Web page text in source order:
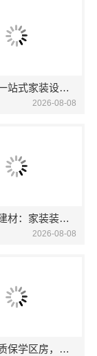
西安城区一站式家装设计毛坯房自有施工队-居安天成（西安）建筑工程有限责任公司
2026-08-08
嘉兴美派建材：家装装修环保材料靠谱商家推荐
2026-08-08
正规装修质保学区房，浙江臻美新型建材有限公司保障孩子未来